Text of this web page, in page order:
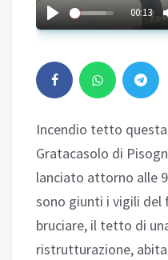
00:13
03:22
Incendio tetto
Gratacasolo di
lanciato attorno alle
sono giunti i vigili del
bruciare, il tetto di
ristrutturazione,